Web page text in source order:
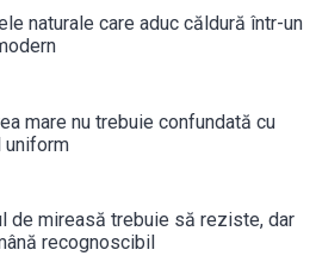
naturale care aduc căldură într-un
mare nu trebuie confundată cu
uniform
de mireasă trebuie să reziste, dar
recognoscibil